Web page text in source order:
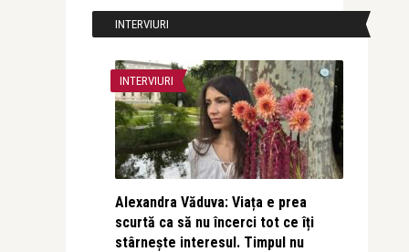
INTERVIURI
INTERVIURI
Alexandra Văduva: Viața e prea
scurtă ca să nu încerci tot ce îți
stârnește interesul. Timpul nu